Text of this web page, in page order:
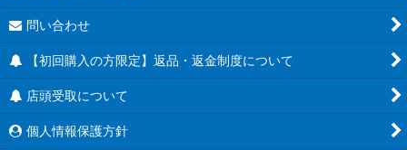
問い合わせ
【初回購入の方限定】返品・返金制度について
店頭受取について
個人情報保護方針